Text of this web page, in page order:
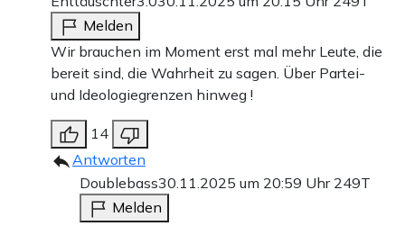
Melden
Wir brauchen im Moment erst mal mehr Leute, die
bereit sind, die Wahrheit zu sagen. Über Partei-
und Ideologiegrenzen hinweg !
14
Antworten
Doublebass30.11.2025 um 20:59 Uhr 249T
Melden